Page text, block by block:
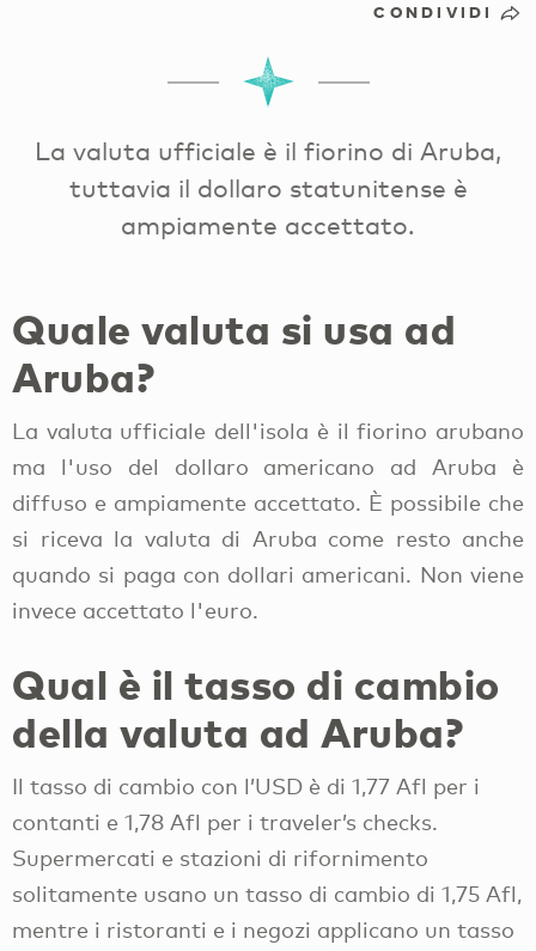
CONDIVIDI
La valuta ufficiale è il fiorino di Aruba,
tuttavia il dollaro statunitense è
ampiamente accettato.
Quale valuta si usa ad
Aruba?
La valuta ufficiale dell'isola è il fiorino arubano
ma l'uso del dollaro americano ad Aruba è
diffuso e ampiamente accettato. È possibile che
si riceva la valuta di Aruba come resto anche
quando si paga con dollari americani. Non viene
invece accettato l'euro.
Qual è il tasso di cambio
della valuta ad Aruba?
Il tasso di cambio con l’USD è di 1,77 Afl per i
contanti e 1,78 Afl per i traveler’s checks.
Supermercati e stazioni di rifornimento
solitamente usano un tasso di cambio di 1,75 Afl,
mentre i ristoranti e i negozi applicano un tasso